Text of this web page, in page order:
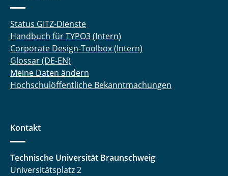
Status GITZ-Dienste
Handbuch für TYPO3 (Intern)
Corporate Design-Toolbox (Intern)
Glossar (DE-EN)
Meine Daten ändern
Hochschulöffentliche Bekanntmachungen
Kontakt
Technische Universität Braunschweig
Universitätsplatz 2